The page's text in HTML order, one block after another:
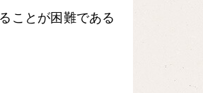
ことが困難である